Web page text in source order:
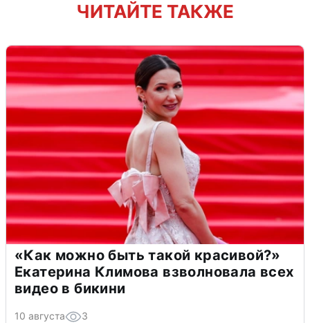
ЧИТАЙТЕ ТАКЖЕ
«Как можно быть такой красивой?»
Екатерина Климова взволновала всех
видео в бикини
10 августа 3